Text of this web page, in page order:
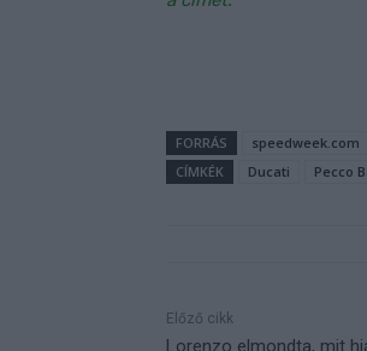
FORRÁS
speedweek.com
CÍMKÉK
Ducati Pecco
Előző cikk
Lorenzo elmondta, mit